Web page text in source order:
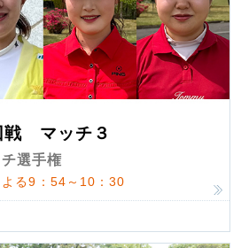
マッチ３
選手権
る9：54～10：30